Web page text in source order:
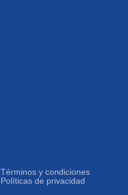
Términos y condiciones
Políticas de privacidad